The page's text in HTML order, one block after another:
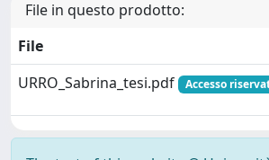
File in questo prodotto:
File
URRO_Sabrina_tesi.pdf
Accesso